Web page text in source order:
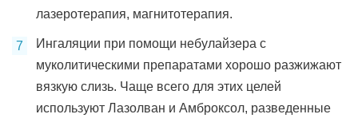
лазеротерапия, магнитотерапия.
Ингаляции при помощи небулайзера с
муколитическими препаратами хорошо разжижают
вязкую слизь. Чаще всего для этих целей
используют Лазолван и Амброксол, разведенные